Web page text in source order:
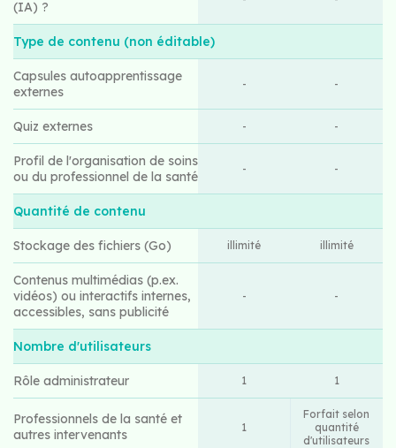
(IA) ?
Type de contenu (non éditable)
Capsules autoapprentissage
externes
- -
Quiz externes - -
Profil de l'organisation de soins
ou du professionnel de la santé
- -
Quantité de contenu
Stockage des fichiers (Go) illimité illimité
Contenus multimédias (p.ex.
vidéos) ou interactifs internes,
accessibles, sans publicité
- -
Nombre d'utilisateurs
Rôle administrateur 1 1
Professionnels de la santé et
autres intervenants
1
Forfait selon
quantité
d'utilisateurs